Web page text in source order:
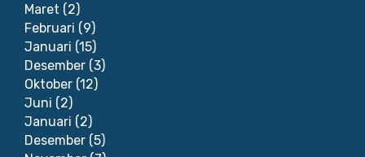
Maret (2)
Februari (9)
Januari (15)
Desember (3)
Oktober (12)
Juni (2)
Januari (2)
Desember (5)